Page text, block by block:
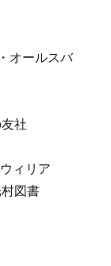
オールスバ
社
ィリア
図書